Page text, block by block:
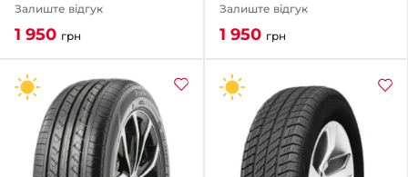
Залиште відгук
1 950 грн
Залиште відгук
1 950 грн